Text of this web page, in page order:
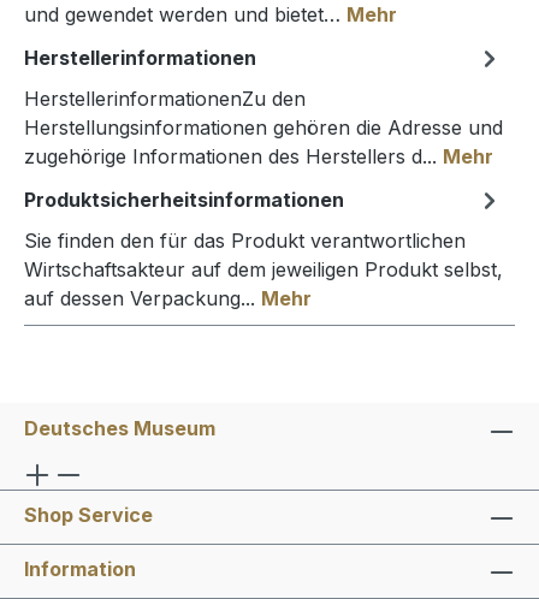
und gewendet werden und bietet… Mehr
Herstellerinformationen
HerstellerinformationenZu den
Herstellungsinformationen gehören die Adresse und
zugehörige Informationen des Herstellers d... Mehr
Produktsicherheitsinformationen
Sie finden den für das Produkt verantwortlichen
Wirtschaftsakteur auf dem jeweiligen Produkt selbst,
auf dessen Verpackung... Mehr
Deutsches Museum
Shop Service
Information